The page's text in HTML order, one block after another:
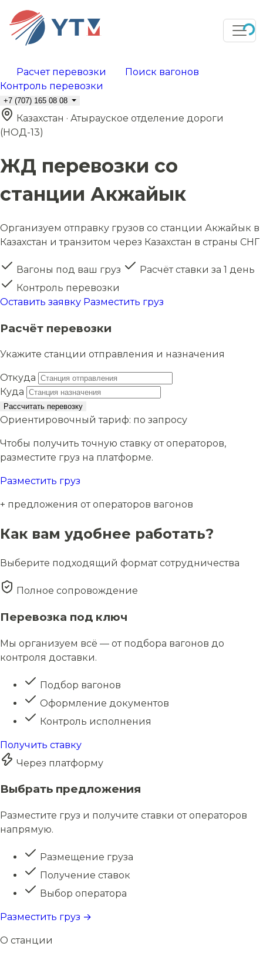
Расчет перевозки
Поиск вагонов
Контроль перевозки
+7 (707) 165 08 08
Казахстан · Атырауское отделение дороги
(НОД-13)
ЖД перевозки со
станции Акжайык
Организуем отправку грузов со станции Акжайык в
Казахстан и транзитом через Казахстан в страны СНГ
Вагоны под ваш груз
Расчёт ставки за 1 день
Контроль перевозки
Оставить заявку Разместить груз
Расчёт перевозки
Укажите станции отправления и назначения
Откуда
Куда
Рассчитать перевозку
Ориентировочный тариф: по запросу
Чтобы получить точную ставку от операторов,
разместите груз на платформе.
Разместить груз
+ предложения от операторов вагонов
Как вам удобнее работать?
Выберите подходящий формат сотрудничества
Полное сопровождение
Перевозка под ключ
Мы организуем всё — от подбора вагонов до
контроля доставки.
Подбор вагонов
Оформление документов
Контроль исполнения
Получить ставку
Через платформу
Выбрать предложения
Разместите груз и получите ставки от операторов
напрямую.
Размещение груза
Получение ставок
Выбор оператора
Разместить груз →
О станции